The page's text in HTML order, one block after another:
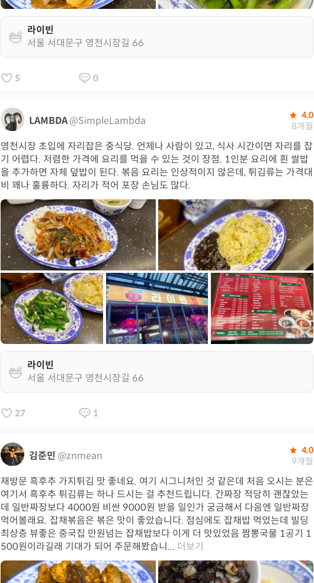
라이빈
서울 서대문구 영천시장길 66
5 0
LAMBDA@SimpleLambda 4.0
8개월
영천시장 초입에 자리잡은 중식당. 언제나 사람이 있고, 식사 시간이면 자리를 잡
기 어렵다. 저렴한 가격에 요리를 먹을 수 있는 것이 장점. 1인분 요리에 흰 쌀밥
을 추가하면 자체 덮밥이 된다. 볶음 요리는 인상적이지 않은데, 튀김류는 가격대
비 꽤나 훌륭하다. 자리가 적어 포장 손님도 많다.
라이빈
서울 서대문구 영천시장길 66
27 1
김준민 @znmean 4.0
9개월
재방문 흑후추 가지튀김 맛 좋네요. 여기 시그니처인 것 같은데 처음 오시는 분은
여기서 흑후추 튀김류는 하나 드시는 걸 추천드립니다. 간짜장 적당히 괜찮았는
데 일반짜장보다 4000원 비싼 9000원 받을 일인가 궁금해서 다음엔 일반짜장
먹어볼래요. 잡채볶음은 볶은 맛이 좋았습니다. 점심에도 잡채밥 먹었는데 빌딩
최상층 뷰좋은 중국집 만원넘는 잡채밥보다 이게 더 맛있었음 짬뽕국물 1공기 1
500원이라길래 기대가 되어 주문해봤습니... 더보기